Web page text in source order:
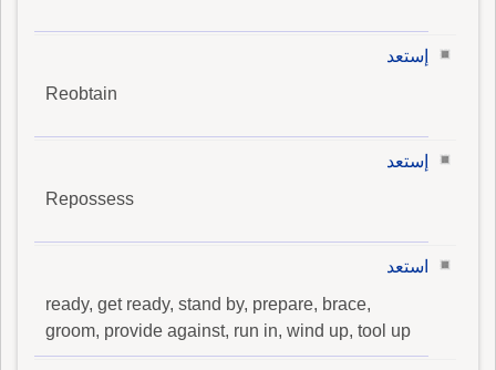
إستعد
Reobtain
إستعد
Repossess
استعد
ready, get ready, stand by, prepare, brace,
groom, provide against, run in, wind up, tool up